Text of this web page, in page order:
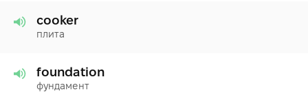
cooker
плита
foundation
фундамент